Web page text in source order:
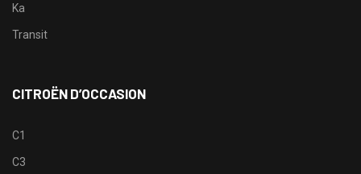
Ka
Transit
CITROËN D’OCCASION
C1
C3